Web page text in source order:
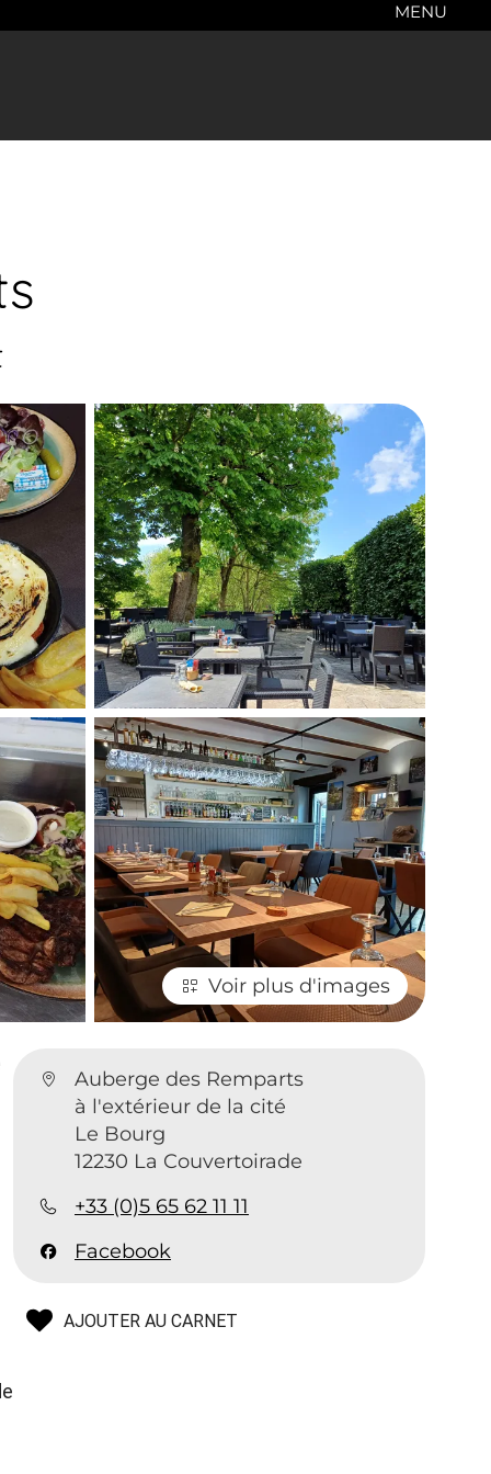
MENU
Voir plus d'images
Auberge des Remparts
à l'extérieur de la cité
Le Bourg
12230 La Couvertoirade
+33 (0)5 65 62 11 11
Facebook
AJOUTER AU CARNET